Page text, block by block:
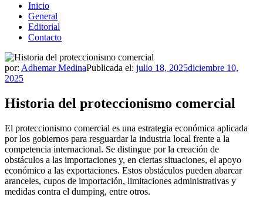
Inicio
General
Editorial
Contacto
por: Adhemar MedinaPublicada el: julio 18, 2025diciembre 10,
2025
Historia del proteccionismo comercial
El proteccionismo comercial es una estrategia económica aplicada
por los gobiernos para resguardar la industria local frente a la
competencia internacional. Se distingue por la creación de
obstáculos a las importaciones y, en ciertas situaciones, el apoyo
económico a las exportaciones. Estos obstáculos pueden abarcar
aranceles, cupos de importación, limitaciones administrativas y
medidas contra el dumping, entre otros.